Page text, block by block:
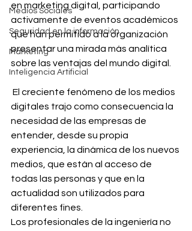
Medios Sociales
Seguridad en la información
Marketing
Inteligencia Artificial
en marketing digital, participando
activamente de eventos académicos
que han permitido a la organización
presentar una mirada más analítica
sobre las ventajas del mundo digital.
digitales trajo como consecuencia la
necesidad de las empresas de
entender, desde su propia
experiencia, la dinámica de los nuevos
medios, que están al acceso de
todas las personas y que en la
actualidad son utilizados para
diferentes fines.
Los profesionales de la ingeniería no